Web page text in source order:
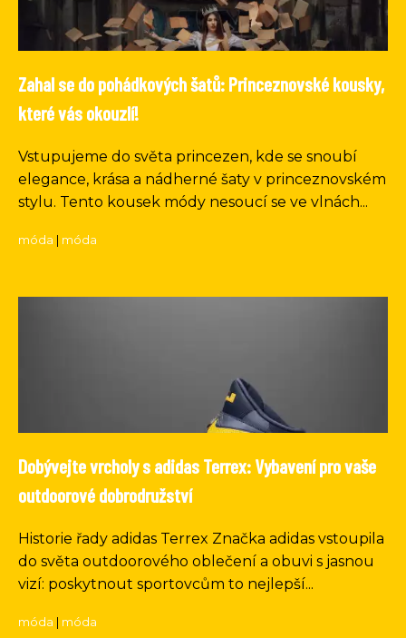
Zahal se do pohádkových šatů: Princeznovské kousky,
které vás okouzlí!
Vstupujeme do světa princezen, kde se snoubí
elegance, krása a nádherné šaty v princeznovském
stylu. Tento kousek módy nesoucí se ve vlnách...
móda móda
Dobývejte vrcholy s adidas Terrex: Vybavení pro vaše
outdoorové dobrodružství
Historie řady adidas Terrex Značka adidas vstoupila
do světa outdoorového oblečení a obuvi s jasnou
vizí: poskytnout sportovcům to nejlepší...
móda móda